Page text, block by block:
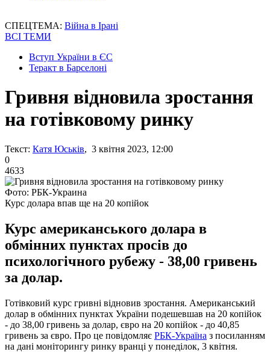
СПЕЦТЕМА: Війна в Ірані
ВСІ ТЕМИ
Вступ України в ЄС
Теракт в Барселоні
Гривня відновила зростання
на готівковому ринку
Текст: Катя Юськів, 3 квітня 2023, 12:00
0
4633
Фото: РБК-Украина
Курс долара впав ще на 20 копійок
Курс американського долара в
обмінних пунктах просів до
психологічного рубежу - 38,00 гривень
за долар.
Готівковий курс гривні відновив зростання. Американський
долар в обмінних пунктах України подешевшав на 20 копійок
- до 38,00 гривень за долар, євро на 20 копійок - до 40,85
гривень за євро. Про це повідомляє РБК-Україна з посиланням
на дані моніторингу ринку вранці у понеділок, 3 квітня.